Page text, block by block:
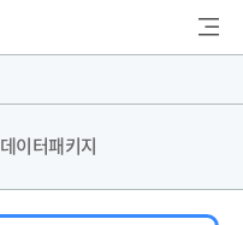
색
데이터패키지